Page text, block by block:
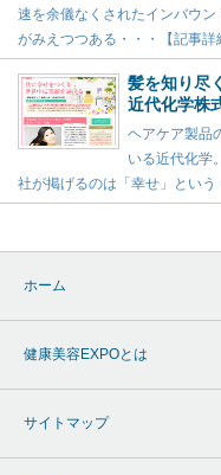
速を余儀なくされたインバウ
がみえつつある・・・【記事詳
髪を知り尽
近代化学株
ヘアケア製品
いる近代化学
社が掲げるのは「幸せ」という
ホーム
健康美容EXPOとは
サイトマップ